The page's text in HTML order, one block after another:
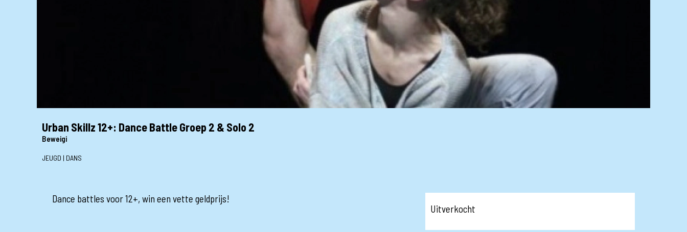
Urban Skillz 12+: Dance Battle Groep 2 & Solo 2
Beweigi
JEUGD | DANS
Dance battles voor 12+, win een vette geldprijs!
Uitverkocht